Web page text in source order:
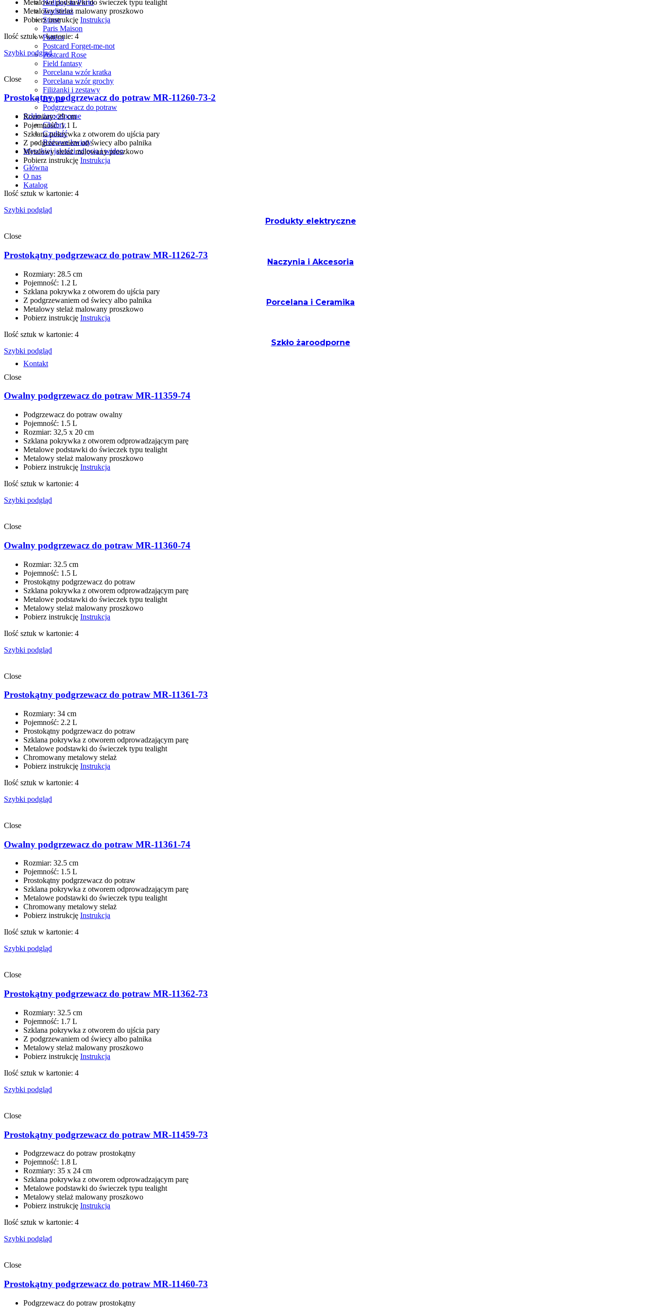
Holiday in Porto
Traditions
Stone
Paris Maison
Pattern
Postcard Forget-me-not
Postcard Rose
Field fantasy
Porcelana wzór kratka
Porcelana wzór grochy
Filiżanki i zestawy
Jeżyna
Podgrzewacz do potraw
Szkło żaroodporne
Chabry
Czułość
Różowe kwiaty
Wysokiej jakości zdjęcia i wideo
Główna
О nas
Katalog
Produkty elektryczne
Naczynia i Akcesoria
Porcelana i Ceramika
Szkło żaroodporne
Kontakt
Metalowe podstawki do świeczek typu tealight
Metalowy stelaż malowany proszkowo
Pobierz instrukcję Instrukcja
Ilość sztuk w kartonie: 4
Szybki podgląd
Close
Prostokątny podgrzewacz do potraw MR-11260-73-2
Rozmiary: 29 сm
Pojemność: 1.1 L
Szklana pokrywka z otworem do ujścia pary
Z podgrzewaniem od świecy albo palnika
Metalowy stelaż malowany proszkowo
Pobierz instrukcję Instrukcja
Ilość sztuk w kartonie: 4
Szybki podgląd
Close
Prostokątny podgrzewacz do potraw MR-11262-73
Rozmiary: 28.5 сm
Pojemność: 1.2 L
Szklana pokrywka z otworem do ujścia pary
Z podgrzewaniem od świecy albo palnika
Metalowy stelaż malowany proszkowo
Pobierz instrukcję Instrukcja
Ilość sztuk w kartonie: 4
Szybki podgląd
Close
Owalny podgrzewacz do potraw MR-11359-74
Podgrzewacz do potraw owalny
Pojemność: 1.5 L
Rozmiar: 32,5 x 20 сm
Szklana pokrywka z otworem odprowadzającym parę
Metalowe podstawki do świeczek typu tealight
Metalowy stelaż malowany proszkowo
Pobierz instrukcję Instrukcja
Ilość sztuk w kartonie: 4
Szybki podgląd
Close
Owalny podgrzewacz do potraw MR-11360-74
Rozmiar: 32.5 сm
Pojemność: 1.5 L
Prostokątny podgrzewacz do potraw
Szklana pokrywka z otworem odprowadzającym parę
Metalowe podstawki do świeczek typu tealight
Metalowy stelaż malowany proszkowo
Pobierz instrukcję Instrukcja
Ilość sztuk w kartonie: 4
Szybki podgląd
Close
Prostokątny podgrzewacz do potraw MR-11361-73
Rozmiary: 34 сm
Pojemność: 2.2 L
Prostokątny podgrzewacz do potraw
Szklana pokrywka z otworem odprowadzającym parę
Metalowe podstawki do świeczek typu tealight
Chromowany metalowy stelaż
Pobierz instrukcję Instrukcja
Ilość sztuk w kartonie: 4
Szybki podgląd
Close
Owalny podgrzewacz do potraw MR-11361-74
Rozmiar: 32.5 сm
Pojemność: 1.5 L
Prostokątny podgrzewacz do potraw
Szklana pokrywka z otworem odprowadzającym parę
Metalowe podstawki do świeczek typu tealight
Chromowany metalowy stelaż
Pobierz instrukcję Instrukcja
Ilość sztuk w kartonie: 4
Szybki podgląd
Close
Prostokątny podgrzewacz do potraw MR-11362-73
Rozmiary: 32.5 сm
Pojemność: 1.7 L
Szklana pokrywka z otworem do ujścia pary
Z podgrzewaniem od świecy albo palnika
Metalowy stelaż malowany proszkowo
Pobierz instrukcję Instrukcja
Ilość sztuk w kartonie: 4
Szybki podgląd
Close
Prostokątny podgrzewacz do potraw MR-11459-73
Podgrzewacz do potraw prostokątny
Pojemność: 1.8 L
Rozmiary: 35 x 24 сm
Szklana pokrywka z otworem odprowadzającym parę
Metalowe podstawki do świeczek typu tealight
Metalowy stelaż malowany proszkowo
Pobierz instrukcję Instrukcja
Ilość sztuk w kartonie: 4
Szybki podgląd
Close
Prostokątny podgrzewacz do potraw MR-11460-73
Podgrzewacz do potraw prostokątny